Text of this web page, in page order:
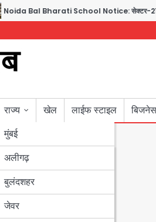
Bharati School Notice: सेक्टर-21 के बाल भारती
राज्य
मुंबई
उत्तर प्रदेश
अलीगढ़
बुलंदशहर
जेवर
बिहार
पंजाब
खेल लाईफ स्टाइल बिजनेस